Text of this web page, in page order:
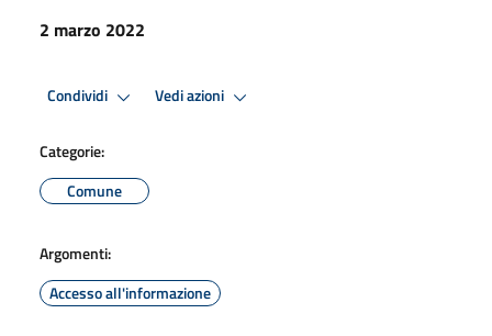
2 marzo 2022
Condividi Vedi azioni
Categorie:
Comune
Argomenti:
Accesso all'informazione